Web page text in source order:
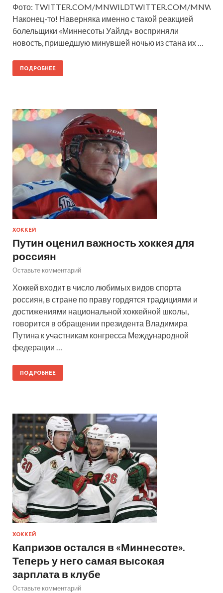
Фото: TWITTER.COM/MNWILDTWITTER.COM/
Наконец-то! Наверняка именно с такой реакцией
болельщики «Миннесоты Уайлд» восприняли
новость, пришедшую минувшей ночью из стана их …
ПОДРОБНЕЕ
ХОККЕЙ
Путин оценил важность хоккея для
россиян
Оставьте комментарий
Хоккей входит в число любимых видов спорта
россиян, в стране по праву гордятся традициями и
достижениями национальной хоккейной школы,
говорится в обращении президента Владимира
Путина к участникам конгресса Международной
федерации …
ПОДРОБНЕЕ
ХОККЕЙ
Капризов остался в «Миннесоте».
Теперь у него самая высокая
зарплата в клубе
Оставьте комментарий